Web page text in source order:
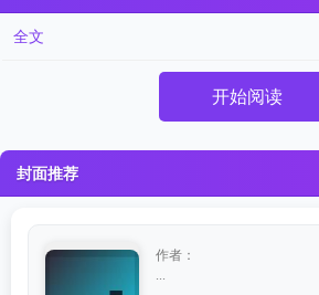
全文
开始阅读
封面推荐
作者：